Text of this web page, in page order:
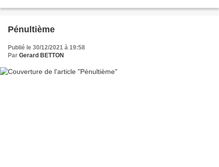
Pénultième
Publié le 30/12/2021 à 19:58
Par Gerard BETTON